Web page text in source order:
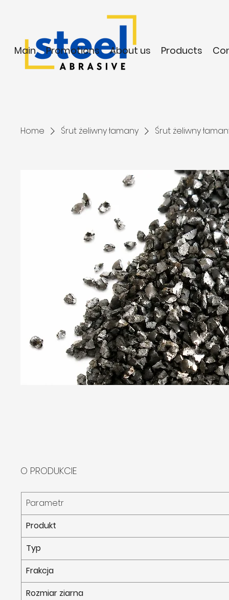
Main Promotions About us Products
Home Śrut żeliwny łamany Śrut żeliwny
O PRODUKCIE
Parametr
Produkt
Typ
Frakcja
Rozmiar ziarna